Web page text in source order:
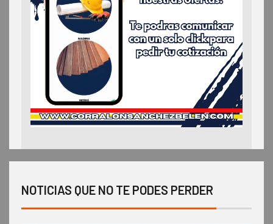
NOTICIAS QUE NO TE PODES PERDER